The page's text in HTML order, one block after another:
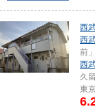
西
西
前
西
久
東